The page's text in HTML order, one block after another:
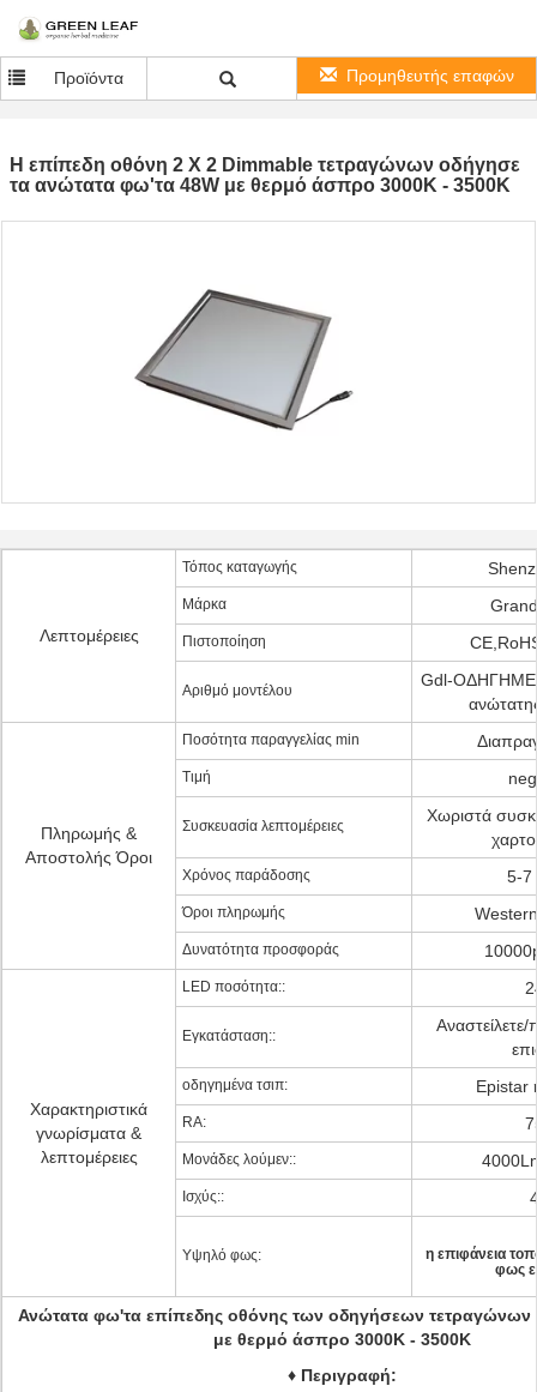
Προϊόντα Προμηθευτής επαφών
Η επίπεδη οθόνη 2 X 2 Dimmable τετραγώνων οδήγησε
τα ανώτατα φω'τα 48W με θερμό άσπρο 3000K - 3500K
Λεπτομέρειες
Τόπος καταγωγής
Μάρκα
Πιστοποίηση
Αριθμό μοντέλου
Gdl-
Πληρωμής &
Αποστολής Όροι
Ποσότητα παραγγελίας min
Τιμή
Συσκευασία λεπτομέρειες
Χωριστά
Χρόνος παράδοσης 5-7
Όροι πληρωμής
Δυνατότητα προσφοράς
Χαρακτηριστικά
γνωρίσματα &
λεπτομέρειες
LED ποσότητα::
Εγκατάσταση::
Αναστείλετε/
οδηγημένα τσιπ: Epistar
RA:
Μονάδες λούμεν::
Ισχύς::
Υψηλό φως:
η επιφάνεια
φως
Ανώτατα φω'τα επίπεδης οθόνης των οδηγήσεων τετραγώνων
με θερμό άσπρο 3000K - 3500K
♦ Περιγραφή: